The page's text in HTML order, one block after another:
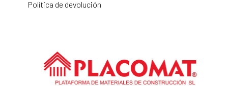
Política de devolución